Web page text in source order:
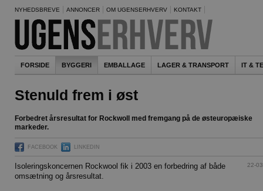
NYHEDSBREVE ANNONCER OM UGENSERHVERV KONTAKT
FORSIDE BYGGERI EMBALLAGE LAGER & TRANSPORT IT &
Stenuld frem i øst
Forbedret årsresultat for Rockwoll med fremgang på de østeuropæiske
markeder.
FACEBOOK LINKEDIN
22-
Isoleringskoncernen Rockwool fik i 2003 en forbedring af både
omsætning og årsresultat.